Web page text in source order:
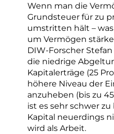
Wenn man die
Grundsteuer für zu
umstritten hält –
um Vermögen
DIW-Forscher
die niedrige
Kapitalerträge (25
höhere Niveau der
anzuheben (bis zu
ist es sehr schwer
Kapital neuerdings
wird als Arbeit.